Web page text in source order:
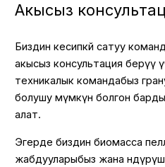
Акысыз
Биздин кесипкөй сатуу
акысыз консультация берүү
техникалык командабыз
болушу мүмкүн болгон
алат.
Эгерде биздин биомасса
жабдууларыбыз жана